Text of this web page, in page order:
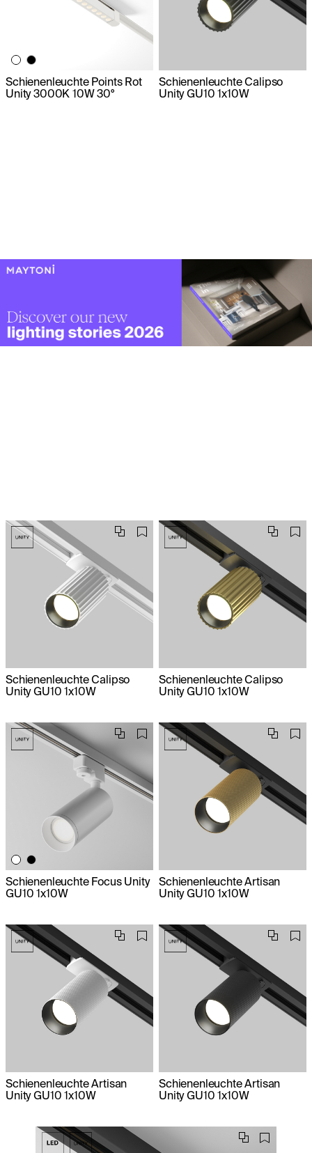
Schienenleuchte Points Rot
Unity 3000K 10W 30°
Schienenleuchte Calipso
Unity GU10 1x10W
Schienenleuchte Calipso
Unity GU10 1x10W
Schienenleuchte Calipso
Unity GU10 1x10W
Schienenleuchte Focus Unity
GU10 1x10W
Schienenleuchte Artisan
Unity GU10 1x10W
Schienenleuchte Artisan
Unity GU10 1x10W
Schienenleuchte Artisan
Unity GU10 1x10W